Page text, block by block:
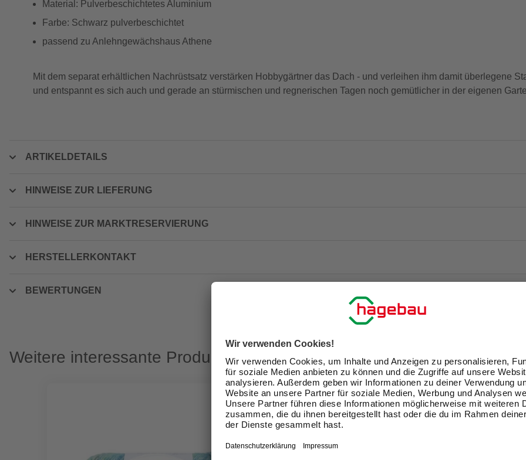
Material: Pulverbeschichtetes Aluminium
Farbe: Schwarz pulverbeschichtet
passend zu Anlehngewächshaus Athene
Mit dem separat erhältlichen Nachrüstsatz verstärken Hobbygärtner das Dach - und verleihen ihm damit überlegene
und entspannt es sich auch und gerade an stürmischen und regnerischen Tagen noch gemütlicher in der eigenen
ARTIKELDETAILS
HINWEISE ZUR LIEFERUNG
HINWEISE ZUR MARKTRESERVIERUNG
HERSTELLERKONTAKT
BEWERTUNGEN
Weitere interessante Produkte